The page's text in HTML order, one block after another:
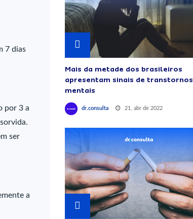
7 dias
por 3 a
ser
a
Mais da metade dos brasileiros
apresentam sinais de transtornos
mentais
dr.consulta 21, abr de 2022